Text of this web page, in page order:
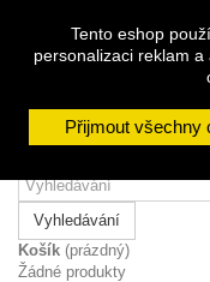
Tento eshop
personalizaci reklam
Přijmout všechny
Přihlásit se
Napište nám
608 963
Vyhledávání
Košík (prázdný)
Žádné produkty